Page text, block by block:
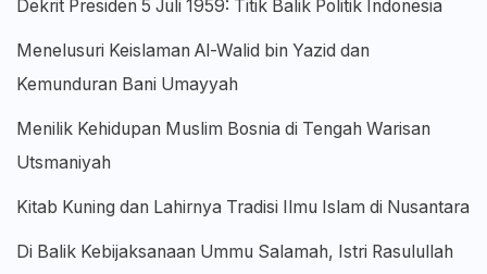
Dekrit Presiden 5 Juli 1959: Titik Balik Politik Indonesia
Menelusuri Keislaman Al-Walid bin Yazid dan
Kemunduran Bani Umayyah
Menilik Kehidupan Muslim Bosnia di Tengah Warisan
Utsmaniyah
Kitab Kuning dan Lahirnya Tradisi Ilmu Islam di Nusantara
Di Balik Kebijaksanaan Ummu Salamah, Istri Rasulullah